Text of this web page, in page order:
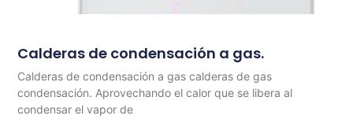
Calderas de condensación a gas.
Calderas de condensación a gas calderas de gas
condensación. Aprovechando el calor que se libera al
condensar el vapor de